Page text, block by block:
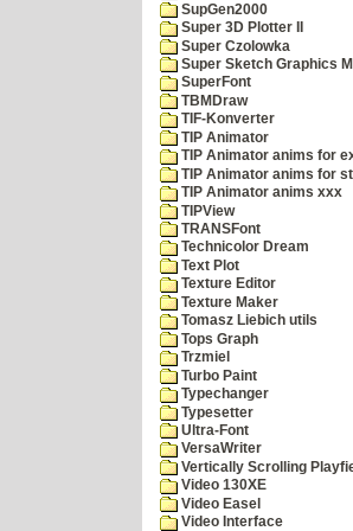
SupGen2000
Super 3D Plotter II
Super Czolowka
Super Sketch Graphics
SuperFont
TBMDraw
TIF-Konverter
TIP Animator
TIP Animator anims for
TIP Animator anims for
TIP Animator anims xxx
TIPView
TRANSFont
Technicolor Dream
Text Plot
Texture Editor
Texture Maker
Tomasz Liebich utils
Tops Graph
Trzmiel
Turbo Paint
Typechanger
Typesetter
Ultra-Font
VersaWriter
Vertically Scrolling
Video 130XE
Video Easel
Video Interface